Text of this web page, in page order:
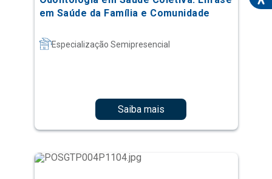
em Saúde da Família e Comunidade
Especialização Semipresencial
Saiba mais